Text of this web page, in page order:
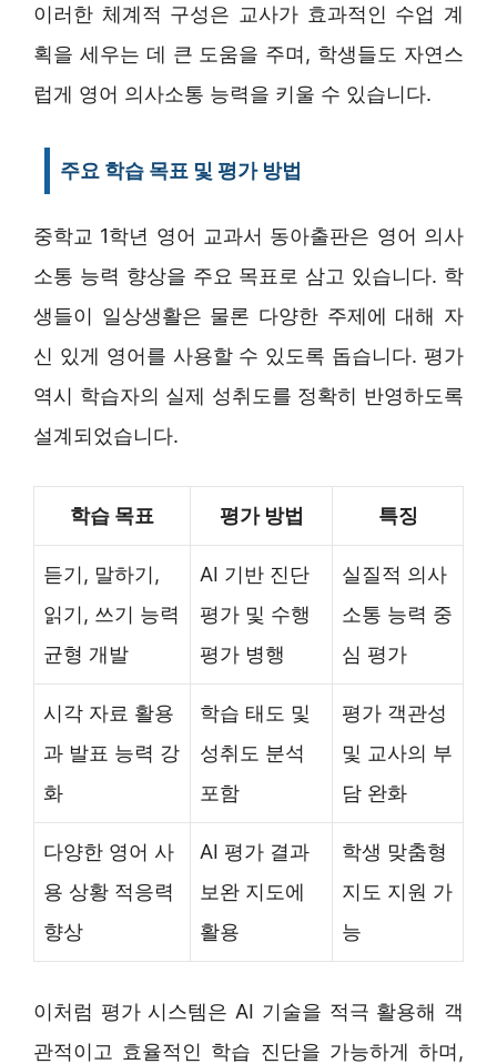
이러한 체계적 구성은 교사가 효과적인 수업 계
획을 세우는 데 큰 도움을 주며, 학생들도 자연스
럽게 영어 의사소통 능력을 키울 수 있습니다.
주요 학습 목표 및 평가 방법
중학교 1학년 영어 교과서 동아출판은 영어 의사
소통 능력 향상을 주요 목표로 삼고 있습니다. 학
생들이 일상생활은 물론 다양한 주제에 대해 자
신 있게 영어를 사용할 수 있도록 돕습니다. 평가
역시 학습자의 실제 성취도를 정확히 반영하도록
설계되었습니다.
학습 목표 평가 방법 특징
듣기, 말하기,
읽기, 쓰기 능력
균형 개발
AI 기반 진단
평가 및 수행
평가 병행
실질적 의사
소통 능력 중
심 평가
시각 자료 활용
과 발표 능력 강
화
학습 태도 및
성취도 분석
포함
평가 객관성
및 교사의 부
담 완화
다양한 영어 사
용 상황 적응력
향상
AI 평가 결과
보완 지도에
활용
학생 맞춤형
지도 지원 가
능
이처럼 평가 시스템은 AI 기술을 적극 활용해 객
관적이고 효율적인 학습 진단을 가능하게 하며,